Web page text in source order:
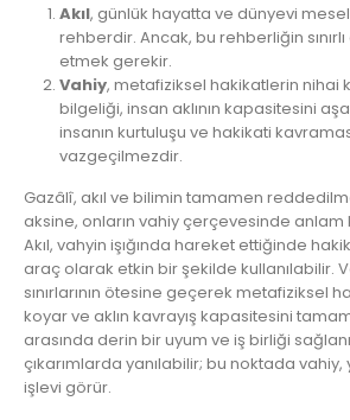
Akıl, günlük hayatta ve dünyevi
rehberdir. Ancak, bu rehberliğin
etmek gerekir.
Vahiy, metafiziksel hakikatlerin nihai
bilgeliği, insan aklının kapasitesini
insanın kurtuluşu ve hakikati
vazgeçilmezdir.
Gazâlî, akıl ve bilimin tamamen
aksine, onların vahiy çerçevesinde anlam
Akıl, vahyin işığında hareket ettiğinde
araç olarak etkin bir şekilde kullanılabilir.
sınırlarının ötesine geçerek metafiziksel
koyar ve aklın kavrayış kapasitesini
arasında derin bir uyum ve iş birliği
çıkarımlarda yanılabilir; bu noktada
işlevi görür.